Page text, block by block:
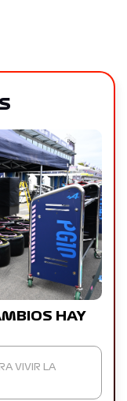
HAY
VIVIR LA